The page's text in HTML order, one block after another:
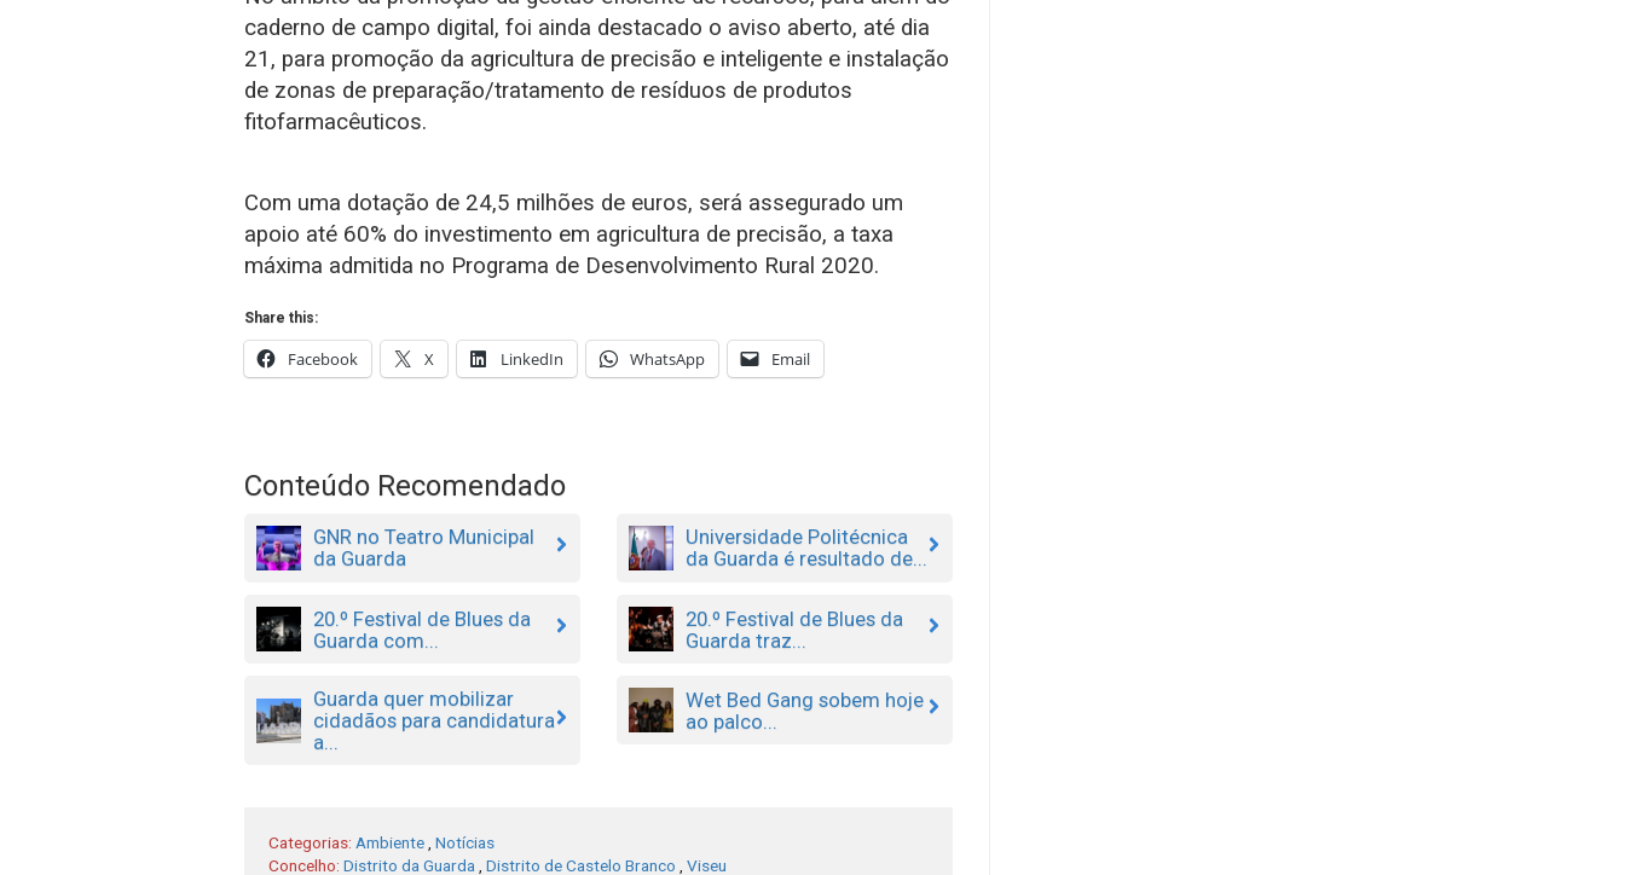
caderno de campo digital, foi ainda destacado o aviso aberto, até dia
21, para promoção da agricultura de precisão e inteligente e instalação
de zonas de preparação/tratamento de resíduos de produtos
fitofarmacêuticos.
Com uma dotação de 24,5 milhões de euros, será assegurado um
apoio até 60% do investimento em agricultura de precisão, a taxa
máxima admitida no Programa de Desenvolvimento Rural 2020.
Share this:
Facebook X LinkedIn WhatsApp Email
Conteúdo Recomendado
GNR no Teatro Municipal
da Guarda
Universidade Politécnica
da Guarda é resultado de...
20.º Festival de Blues da
Guarda com...
20.º Festival de Blues da
Guarda traz...
Guarda quer mobilizar
cidadãos para candidatura
a...
Wet Bed Gang sobem hoje
ao palco...
Categorias: Ambiente, Notícias
Concelho: Distrito da Guarda, Distrito de Castelo Branco , Viseu